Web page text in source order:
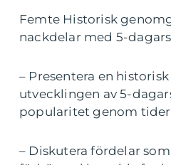
Femte Historisk
nackdelar med 5-
– Presentera en
utvecklingen av 5-
popularitet genom
– Diskutera fördelar